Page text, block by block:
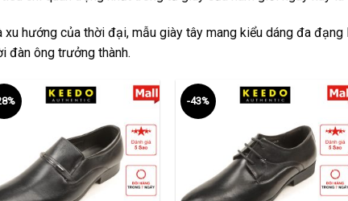
xu hướng của thời đại, mẫu giày tây mang kiểu dáng đa
đàn ông trưởng thành.
-43%